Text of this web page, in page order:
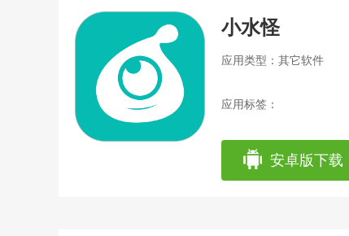
小水怪
应用类型：其它软件
应用标签：
安卓版下载